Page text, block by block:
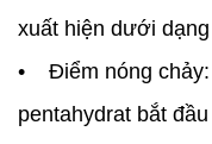
xuất hiện dưới
• Điểm nóng chảy:
pentahydrat bắt